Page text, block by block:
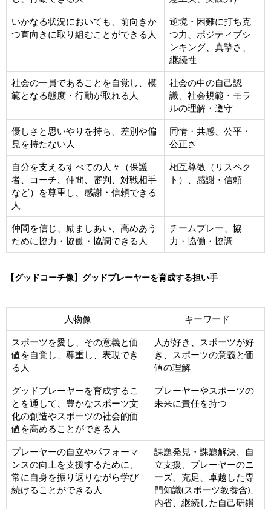
いかなる状況においても、前向きか
つ直向きに取り組むことができる人
逆境・困難に打ち克
つ力、ポジティブシ
ンキング、真摯さ、
継続性
社会の一員であることを自覚し、模
範となる態度・行動が取れる人
社会の中の自己認
識、社会規範・モラ
ルの理解・遵守
優しさと思いやりを持ち、差別や偏
見を持たない人
同情・共感、公平・
公正さ
自分を支えるすべての人々（保護
者、コーチ、仲間、審判、対戦相手
など）を尊重し、感謝・信頼できる
人
相互尊敬（リスペク
ト）、感謝・信頼
仲間を信じ、励ましあい、高めあう
ために協力・協働・協調できる人
チームプレー、協
力・協働・協調
【グッドコーチ像】グッドプレーヤーを育成する担い手
人物像
キーワード
スポーツを愛し、その意義と価
値を自覚し、尊重し、表現でき
る人
人が好き、スポーツが好
き、スポーツの意義と価
値の理解
グッドプレーヤーを育成するこ
とを通して、豊かなスポーツ文
化の創造やスポーツの社会的価
値を高めることができる人
プレーヤーやスポーツの
未来に責任を持つ
プレーヤーの自立やパフォーマ
ンスの向上を支援するために、
常に自身を振り返りながら学び
続けることができる人
課題発見・課題解決、自
立支援、プレーヤーのニ
ーズ、充足、卓越した専
門知識(スポーツ教養含)、
内省、継続した自己研鑚